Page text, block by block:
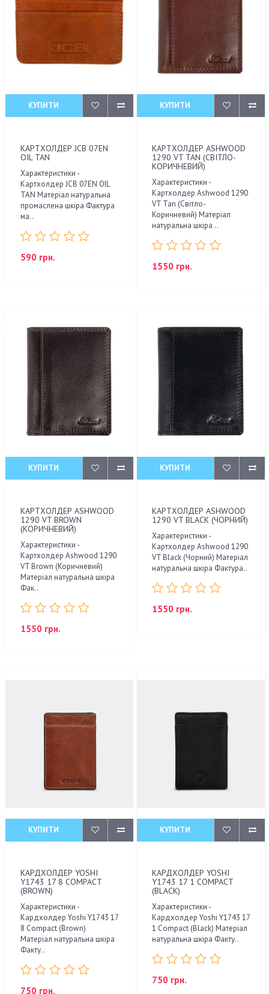
КУПИТИ
КАРТХОЛДЕР JCB 07EN
OIL TAN
Характеристики -
Картхолдер JCB 07EN OIL
TAN Матеріал натуральна
промаслена шкіра Фактура
ма..
590 грн.
КУПИТИ
КАРТХОЛДЕР ASHWOOD
1290 VT TAN (СВІТЛО-
КОРИЧНЕВИЙ)
Характеристики -
Картхолдер Ashwood 1290
VT Tan (Світло-
Коричневий) Матеріал
натуральна шкіра ..
1550 грн.
КУПИТИ
КАРТХОЛДЕР ASHWOOD
1290 VT BROWN
(КОРИЧНЕВИЙ)
Характеристики -
Картхолдер Ashwood 1290
VT Brown (Коричневий)
Матеріал натуральна шкіра
Фак..
1550 грн.
КУПИТИ
КАРТХОЛДЕР ASHWOOD
1290 VT BLACK (ЧОРНИЙ)
Характеристики -
Картхолдер Ashwood 1290
VT Black (Чорний) Матеріал
натуральна шкіра Фактура..
1550 грн.
КУПИТИ
КАРДХОЛДЕР YOSHI
Y1743 17 8 COMPACT
(BROWN)
Характеристики -
Кардхолдер Yoshi Y1743 17
8 Compact (Brown)
Матеріал натуральна шкіра
Факту..
750 грн.
КУПИТИ
КАРДХОЛДЕР YOSHI
Y1743 17 1 COMPACT
(BLACK)
Характеристики -
Кардхолдер Yoshi Y1743 17
1 Compact (Black) Матеріал
натуральна шкіра Факту..
750 грн.